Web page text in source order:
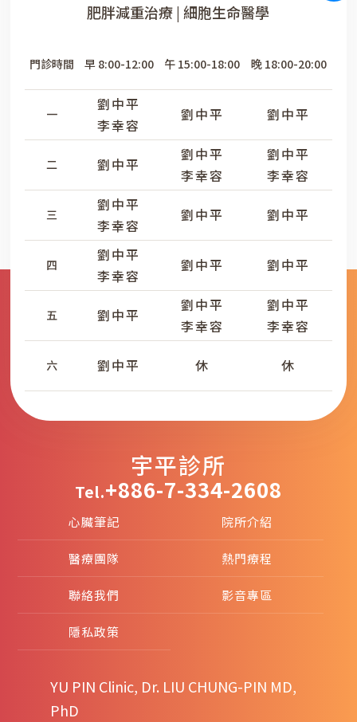
肥胖減重治療 | 細胞生命醫學
門診時間
一
二
三
四
五
六
早 8:00-12:00
劉中平
李幸容
劉中平
劉中平
李幸容
劉中平
李幸容
劉中平
劉中平
午 15:00-18:00
劉中平
劉中平
李幸容
劉中平
劉中平
劉中平
李幸容
休
晚 18:00-20:00
劉中平
劉中平
李幸容
劉中平
劉中平
劉中平
李幸容
休
宇平診所
Tel.+886-7-334-2608
心臟筆記 院所介紹
醫療團隊 熱門療程
聯絡我們 影音專區
隱私政策
YU PIN Clinic, Dr. LIU CHUNG-PIN MD,
PhD